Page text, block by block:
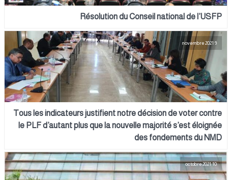
Résolution du Conseil national de l’USFP
Tous les indicateurs justifient notre décision de voter contre
le PLF d’autant plus que la nouvelle majorité s’est éloignée
des fondements du NMD
10 octobre 2021